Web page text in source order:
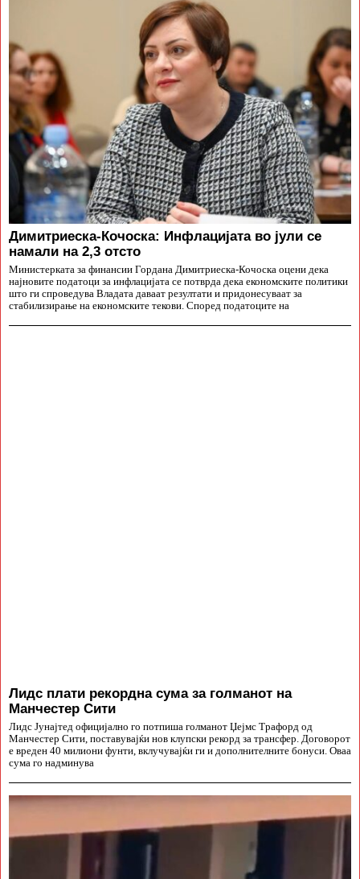
Димитриеска-Кочоска: Инфлацијата во јули се
намали на 2,3 отсто
Министерката за финансии Гордана Димитриеска-Кочоска оцени дека
најновите податоци за инфлацијата се потврда дека економските политики
што ги спроведува Владата даваат резултати и придонесуваат за
стабилизирање на економските текови. Според податоците на
Лидс плати рекордна сума за голманот на
Манчестер Сити
Лидс Јунајтед официјално го потпиша голманот Џејмс Трафорд од
Манчестер Сити, поставувајќи нов клупски рекорд за трансфер. Договорот
е вреден 40 милиони фунти, вклучувајќи ги и дополнителните бонуси. Оваа
сума го надминува